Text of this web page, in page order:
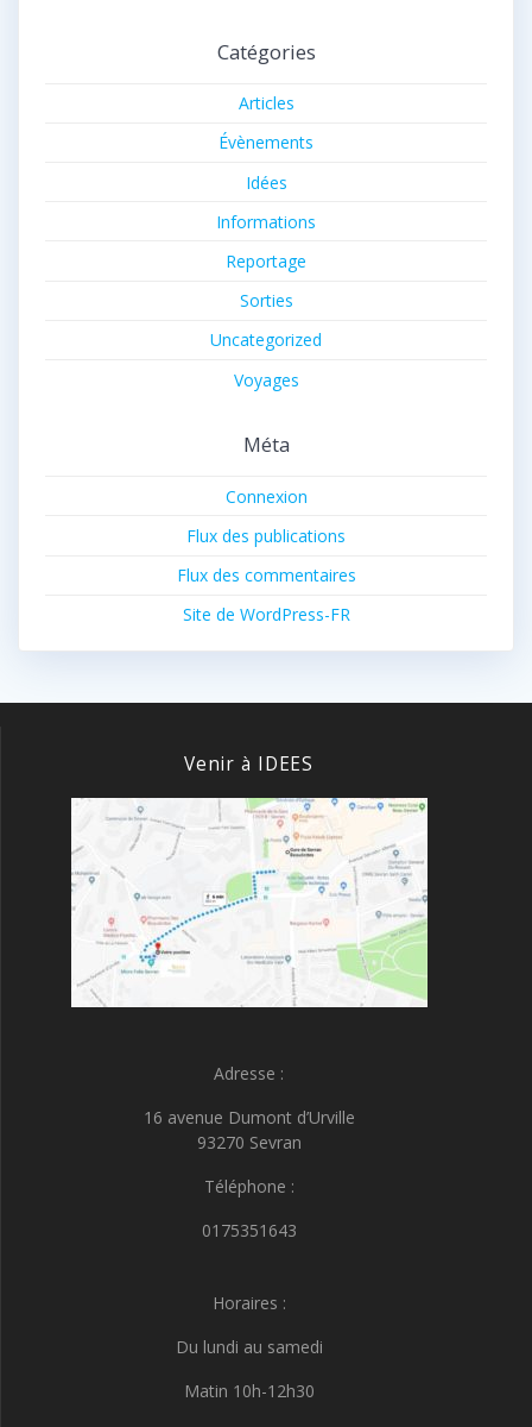
Catégories
Articles
Évènements
Idées
Informations
Reportage
Sorties
Uncategorized
Voyages
Méta
Connexion
Flux des publications
Flux des commentaires
Site de WordPress-FR
Venir à IDEES
Adresse :
16 avenue Dumont d’Urville
93270 Sevran
Téléphone :
0175351643
Horaires :
Du lundi au samedi
Matin 10h-12h30